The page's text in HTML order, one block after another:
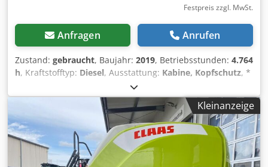
Festpreis zzgl. MwSt.
Anfragen Anrufen
Zustand: gebraucht, Baujahr: 2019, Betriebsstunden: 4.764
h, Kraftstofftyp: Diesel, Ausstattung: Kabine, Kopfschutz, *
Claas Scorpion 746 Teleskoplader * Rückfahrkamera *
Klimaanlage * Vorderrad-Lenkung Crodpfewta Dvox Acnef
* Allrad-Lenkung * Hundegang -----Interne
Fahrzeugnummer: 11072----Irrtümer & Zwischenverkauf
vorbehalten WhatsApp-Support verfügbar! Bei Fragen zum
Fahrzeug oder für weitere Infos schreiben Sie uns gerne
bequem per WhatsApp Whatsapp Whatsapp
Kleinanzeige